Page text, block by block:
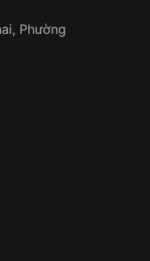
toán trực tiếp
trong suốt quá
Phường